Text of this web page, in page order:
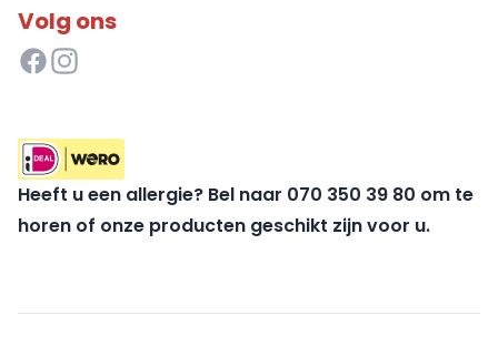
Volg ons
Heeft u een allergie? Bel naar 070 350 39 80 om te
horen of onze producten geschikt zijn voor u.